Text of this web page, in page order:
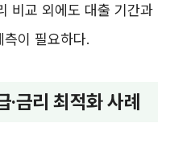
비교 외에도 대출 기간과
이 필요하다.
·금리 최적화 사례